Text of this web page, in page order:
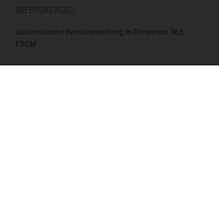
REFERENZVIDEO
Automatische Berichterstellung in Dynamics 365
FSCM